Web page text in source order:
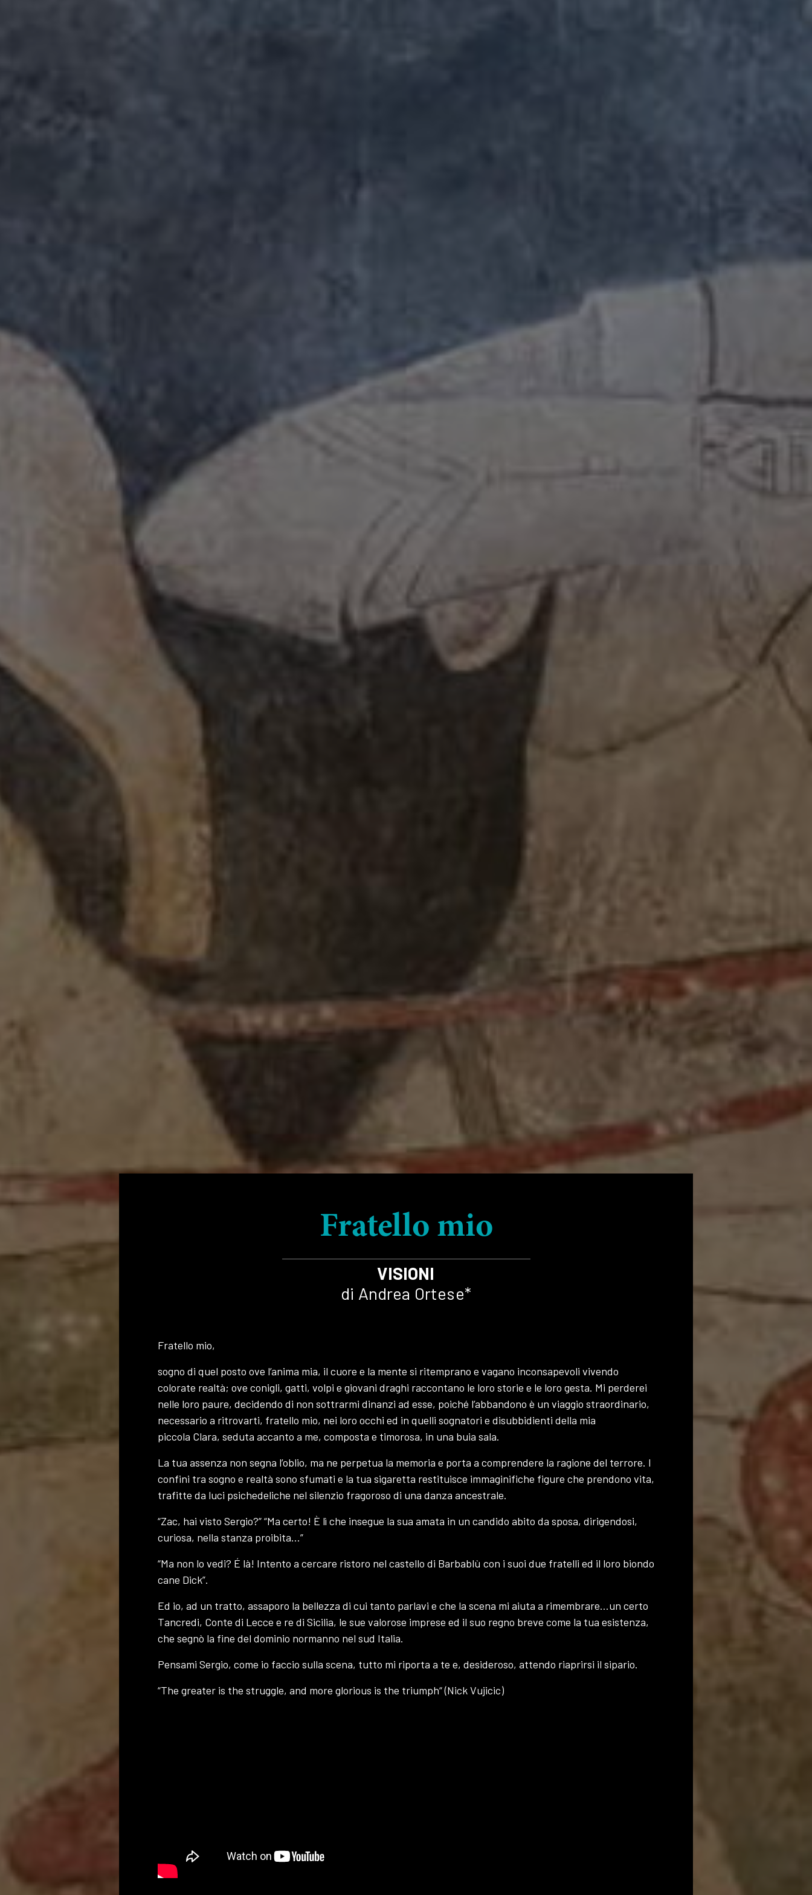
Fratello mio
VISIONI
di Andrea Ortese*
Fratello mio,
sogno di quel posto ove l’anima mia, il cuore e la mente si ritemprano e vagano inconsapevoli vivendo
colorate realtà; ove conigli, gatti, volpi e giovani draghi raccontano le loro storie e le loro gesta. Mi perderei
nelle loro paure, decidendo di non sottrarmi dinanzi ad esse, poiché l’abbandono è un viaggio straordinario,
necessario a ritrovarti, fratello mio, nei loro occhi ed in quelli sognatori e disubbidienti della mia
piccola Clara, seduta accanto a me, composta e timorosa, in una buia sala.
La tua assenza non segna l’oblio, ma ne perpetua la memoria e porta a comprendere la ragione del terrore. I
confini tra sogno e realtà sono sfumati e la tua sigaretta restituisce immaginifiche figure che prendono vita,
trafitte da luci psichedeliche nel silenzio fragoroso di una danza ancestrale.
“Zac, hai visto Sergio?” “Ma certo! È lì che insegue la sua amata in un candido abito da sposa, dirigendosi,
curiosa, nella stanza proibita…”
“Ma non lo vedi? É là! Intento a cercare ristoro nel castello di Barbablù con i suoi due fratelli ed il loro biondo
cane Dick”.
Ed io, ad un tratto, assaporo la bellezza di cui tanto parlavi e che la scena mi aiuta a rimembrare…un certo
Tancredi, Conte di Lecce e re di Sicilia, le sue valorose imprese ed il suo regno breve come la tua esistenza,
che segnò la fine del dominio normanno nel sud Italia.
Pensami Sergio, come io faccio sulla scena, tutto mi riporta a te e, desideroso, attendo riaprirsi il sipario.
“The greater is the struggle, and more glorious is the triumph“ (Nick Vujicic)